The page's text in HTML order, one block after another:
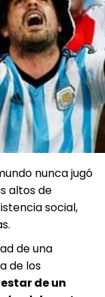
nunca jugó
altos de
social,
de una
de los
de un